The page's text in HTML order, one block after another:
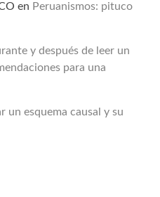
en Peruanismos: pituco
y después de leer un
para una
un esquema causal y su